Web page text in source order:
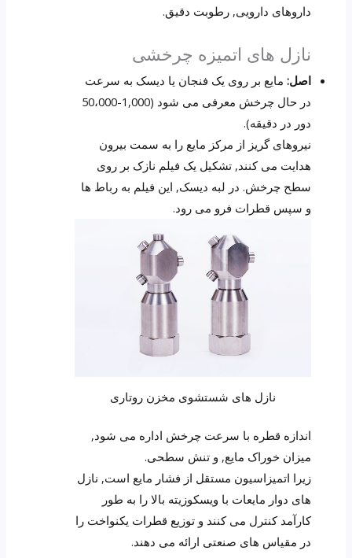
داروهای دارویی, رطوبت دقیق.
نازل های اتمیزه چرخشی
اصل:مایع بر روی یک فنجان یا دیسک به سرعت
در حال چرخش معرفی می شود (1,000-50،000
دور در دقیقه).
نیروهای گریز از مرکز مایع را به سمت بیرون
هدایت می کنند, تشکیل یک فیلم نازک بر روی
سطح چرخش. در لبه دیسک, این فیلم به رباط ها
و سپس قطرات فرو می رود.
نازل های شستشوی مخزن روتاری
اندازه قطره با سرعت چرخش اداره می شود,
میزان خوراک مایع, و تنش سطحی.
زیرا اتمیزاسیون مستقل از فشار مایع است, نازل
های دوار مایعات با ویسکوزیته بالا را به طور
کارآمد کنترل می کنند و توزیع قطرات یکنواخت را
در مقیاس های صنعتی ارائه می دهند.